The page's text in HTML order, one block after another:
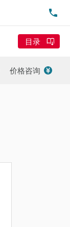
目录
价格咨询